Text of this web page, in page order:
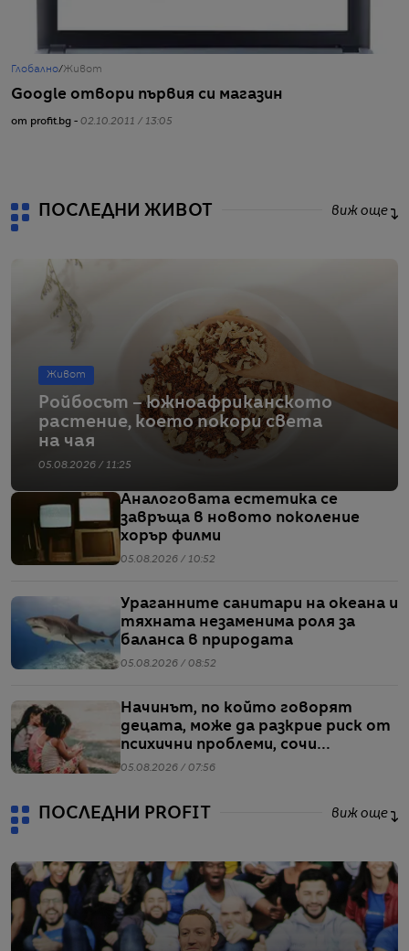
Глобално/Живот
Google отвори първия си магазин
от profit.bg - 02.10.2011 / 13:05
ПОСЛЕДНИ ЖИВОТ виж още
Живот
Ройбосът – южноафриканското
растение, което покори света
на чая
05.08.2026 / 11:25
Аналоговата естетика се
завръща в новото поколение
хорър филми
05.08.2026 / 10:52
Ураганните санитари на океана и
тяхната незаменима роля за
баланса в природата
05.08.2026 / 08:52
Начинът, по който говорят
децата, може да разкрие риск от
психични проблеми, сочи
проучване
05.08.2026 / 07:56
ПОСЛЕДНИ PROFIT виж още